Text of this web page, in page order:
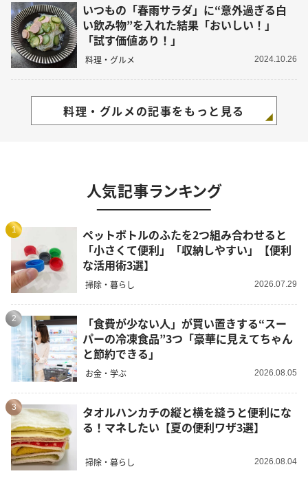
いつもの「春雨サラダ」に“意外過ぎる白
い飲み物”を入れた結果「おいしい！」
「試す価値あり！」
料理・グルメ 2024.10.26
料理・グルメの記事をもっと見る
人気記事ランキング
1
ペットボトルのふたを2つ組み合わせると
「小さくて便利」「収納しやすい」【便利
な活用術3選】
掃除・暮らし 2026.07.29
2
「食費が少ない人」が買い置きする“スー
パーの冷凍食品”3つ「豪華に見えてちゃん
と節約できる」
お金・学ぶ 2026.08.05
3
タオルハンカチの縦と横を縫うと便利にな
る！マネしたい【夏の便利ワザ3選】
掃除・暮らし 2026.08.04